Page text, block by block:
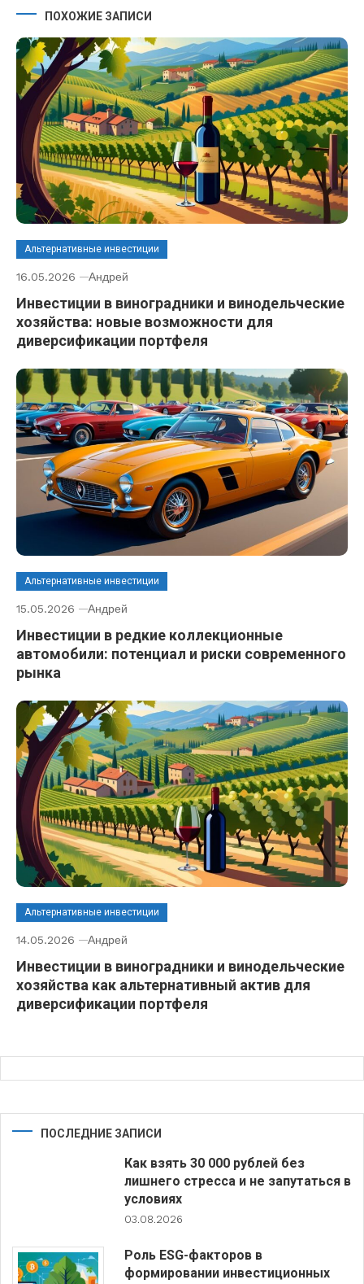
ПОХОЖИЕ ЗАПИСИ
Альтернативные инвестиции
16.05.2026 Андрей
Инвестиции в виноградники и винодельческие
хозяйства: новые возможности для
диверсификации портфеля
Альтернативные инвестиции
15.05.2026 Андрей
Инвестиции в редкие коллекционные
автомобили: потенциал и риски современного
рынка
Альтернативные инвестиции
14.05.2026 Андрей
Инвестиции в виноградники и винодельческие
хозяйства как альтернативный актив для
диверсификации портфеля
ПОСЛЕДНИЕ ЗАПИСИ
Как взять 30 000 рублей без
лишнего стресса и не запутаться в
условиях
03.08.2026
Роль ESG-факторов в
формировании инвестиционных